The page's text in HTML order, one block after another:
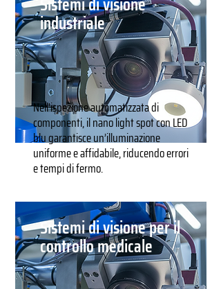
industriale
Nell'ispezione automatizzata di
componenti, il nano light spot con LED
blu garantisce un’illuminazione
uniforme e affidabile, riducendo errori
e tempi di fermo.
Sistemi di visione per il
controllo medicale